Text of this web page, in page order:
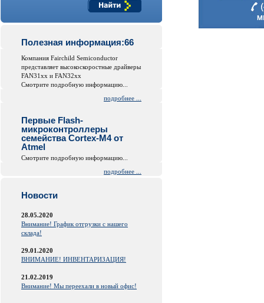
Полезная информация:66
Компания Fairchild Semiconductor
представляет высокоскоростные драйверы
FAN31xx и FAN32xx
Смотрите подробную информацию...
подробнее ...
Первые Flash-
микроконтроллеры
семейства Cortex-M4 от
Atmel
Смотрите подробную информацию...
подробнее ...
Новости
28.05.2020
Внимание! График отгрузки с нашего
склада!
29.01.2020
ВНИМАНИЕ! ИНВЕНТАРИЗАЦИЯ!
21.02.2019
Внимание! Мы переехали в новый офис!